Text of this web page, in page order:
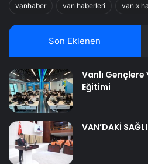
vanhaber van haberleri van x
Son Eklenen
Vanlı
Eğitimi
VAN’DAKİ